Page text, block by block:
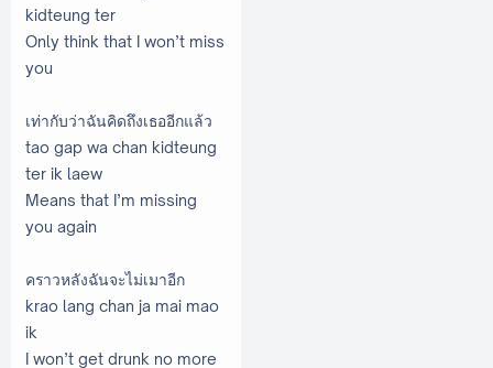
kidteung ter
Only think that I won’t miss
you
เท่ากับว่าฉันคิดถึงเธออีกแล้ว
tao gap wa chan kidteung
ter ik laew
Means that I’m missing
you again
คราวหลังฉันจะไม่เมาอีก
krao lang chan ja mai mao
ik
I won’t get drunk no more